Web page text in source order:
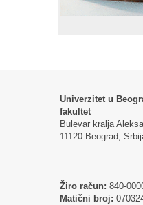
Univerzitet u
fakultet
Bulevar kralja
11120 Beograd,
Žiro račun: 840-
Matični broj: